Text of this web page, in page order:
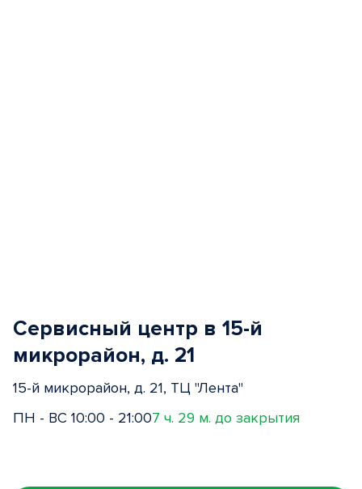
Сервисный центр в 15-й
микрорайон, д. 21
15-й микрорайон, д. 21, ТЦ "Лента"
ПН - ВС 10:00 - 21:007 ч. 29 м. до закрытия